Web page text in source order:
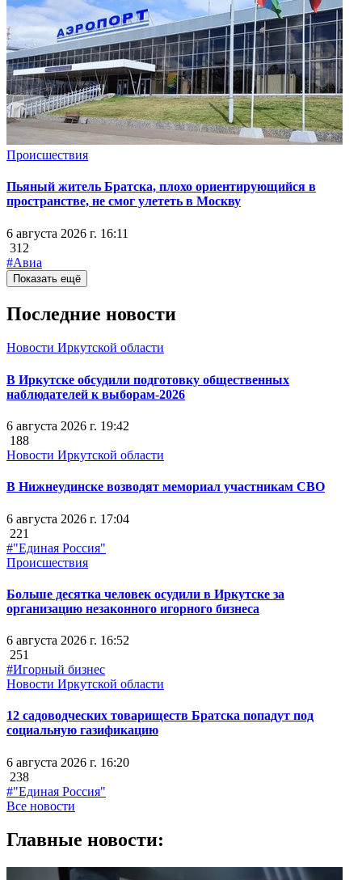
Происшествия
Пьяный житель Братска, плохо ориентирующийся в
пространстве, не смог улететь в Москву
6 августа 2026 г. 16:11
312
#Авиа
Показать ещё
Последние новости
Новости Иркутской области
В Иркутске обсудили подготовку общественных
наблюдателей к выборам-2026
6 августа 2026 г. 19:42
188
Новости Иркутской области
В Нижнеудинске возводят мемориал участникам СВО
6 августа 2026 г. 17:04
221
#"Единая Россия"
Происшествия
Больше десятка человек осудили в Иркутске за
организацию незаконного игорного бизнеса
6 августа 2026 г. 16:52
251
#Игорный бизнес
Новости Иркутской области
12 садоводческих товариществ Братска попадут под
социальную газификацию
6 августа 2026 г. 16:20
238
#"Единая Россия"
Все новости
Главные новости: